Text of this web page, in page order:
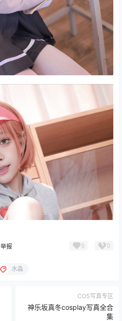
举报 0 0
水淼
COS写真专区
神乐坂真冬cosplay写真全合
集